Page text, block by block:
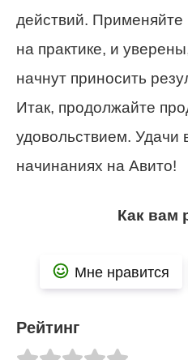
действий.
на практике, и
начнут приносить
Итак, продолжайте
удовольствием. Удачи
начинаниях на Авито!
Как вам
Мне нравится
Рейтинг